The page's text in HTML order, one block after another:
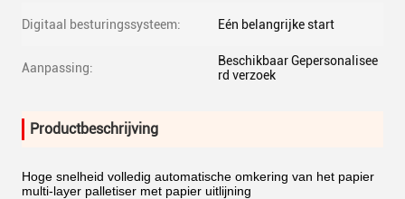
Digitaal besturingssysteem: Eén belangrijke start
Aanpassing:
Beschikbaar Gepersonalisee
rd verzoek
Productbeschrijving
Hoge snelheid volledig automatische omkering van het papier
multi-layer palletiser met papier uitlijning